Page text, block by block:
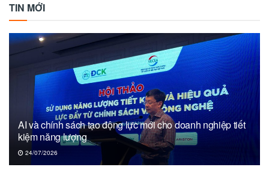
TIN MỚI
AI và chính sách tạo động lực mới cho doanh nghiệp tiết
kiệm năng lượng
24/07/2026